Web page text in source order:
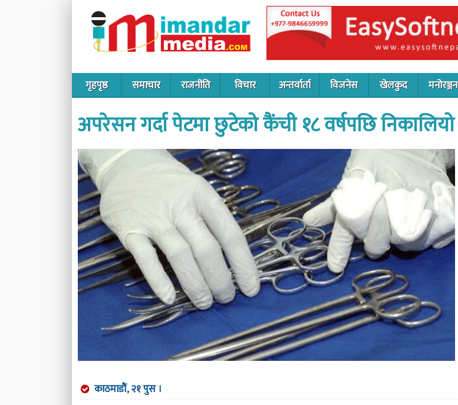
गृहपृष्ठ समाचार राजनीति विचार अन्तर्वार्ता विजनेस खेलकुद मनोरञ्जन
अपरेसन गर्दा पेटमा छुटेको कैंची १८ वर्षपछि निकालियो
काठमाडौं, २१ पुस ।